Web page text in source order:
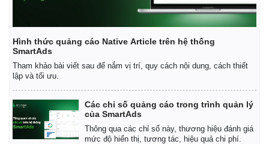
Hình thức quảng cáo Native Article trên hệ thống
SmartAds
Tham khảo bài viết sau để nắm vị trí, quy cách nội dung, cách thiết
lập và tối ưu.
Các chỉ số quảng cáo trong trình quản lý
của SmartAds
Thông qua các chỉ số này, thương hiệu đánh giá
mức độ hiển thị, tương tác, hiệu quả chi phí.